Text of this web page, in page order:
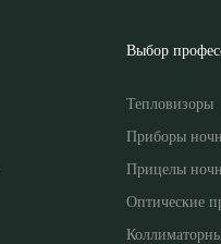
Выбор
Тепловизоры
Приборы
Прицелы
Оптические